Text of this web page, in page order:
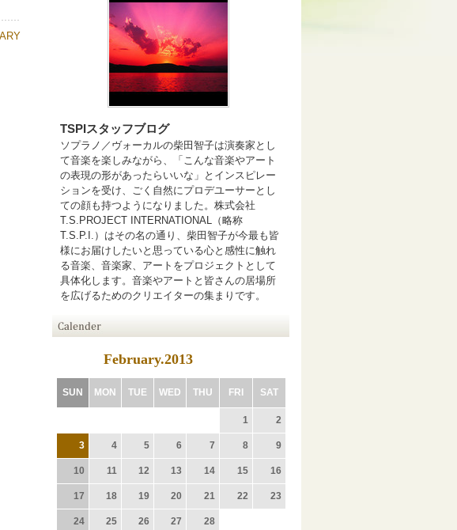
TSPIスタッフブログ
ソプラノ／ヴォーカルの柴田智子は演奏家とし
て音楽を楽しみながら、「こんな音楽やアート
の表現の形があったらいいな」とインスピレー
ションを受け、ごく自然にプロデユーサーとし
ての顔も持つようになりました。株式会社
T.S.PROJECT INTERNATIONAL（略称
T.S.P.I.）はその名の通り、柴田智子が今最も皆
様にお届けしたいと思っている心と感性に触れ
る音楽、音楽家、アートをプロジェクトとして
具体化します。音楽やアートと皆さんの居場所
を広げるためのクリエイターの集まりです。
February.2013
SUN MON TUE WED THU FRI SAT
1 2
3 4 5 6 7 8 9
10 11 12 13 14 15 16
17 18 19 20 21 22 23
24 25 26 27 28